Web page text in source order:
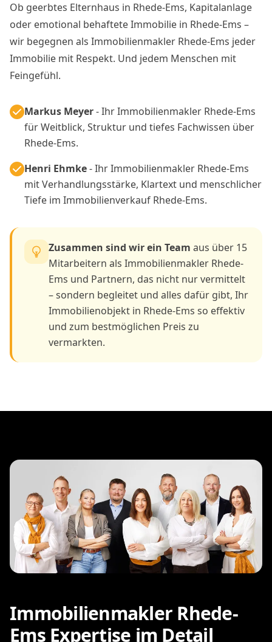
Ob geerbtes Elternhaus in Rhede-Ems, Kapitalanlage
oder emotional behaftete Immobilie in Rhede-Ems –
wir begegnen als Immobilienmakler Rhede-Ems jeder
Immobilie mit Respekt. Und jedem Menschen mit
Feingefühl.
Markus Meyer- Ihr Immobilienmakler Rhede-Ems
für Weitblick, Struktur und tiefes Fachwissen über
Rhede-Ems.
Henri Ehmke- Ihr Immobilienmakler Rhede-Ems
mit Verhandlungsstärke, Klartext und menschlicher
Tiefe im Immobilienverkauf Rhede-Ems.
Zusammen sind wir ein Team aus über 15
Mitarbeitern als Immobilienmakler Rhede-
Ems und Partnern, das nicht nur vermittelt
– sondern begleitet und alles dafür gibt, Ihr
Immobilienobjekt in Rhede-Ems so effektiv
und zum bestmöglichen Preis zu
vermarkten.
Immobilienmakler Rhede-
Ems Expertise im Detail